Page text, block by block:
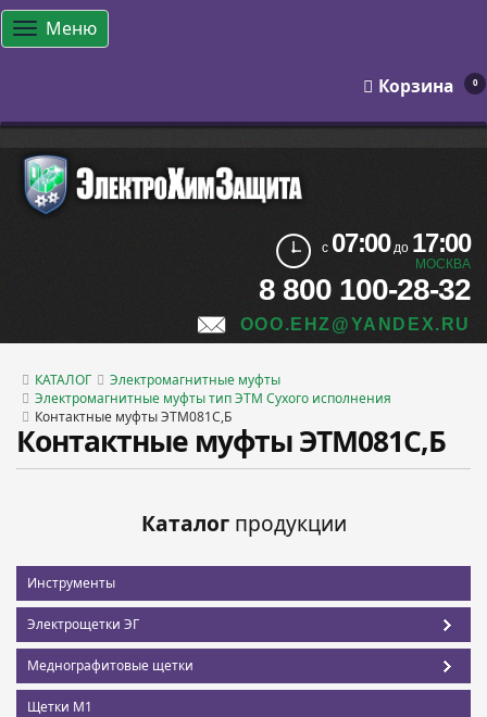
Меню
Корзина 0
с 07:00до 17:00
МОСКВА
8 800 100-28-32
OOO.EHZ@YANDEX.RU
КАТАЛОГ
Электромагнитные муфты
Электромагнитные муфты тип ЭТМ Сухого исполнения
Контактные муфты ЭТМ081С,Б
Контактные муфты ЭТМ081С,Б
Каталогпродукции
Инструменты
Электрощетки ЭГ
Меднографитовые щетки
Щетки М1